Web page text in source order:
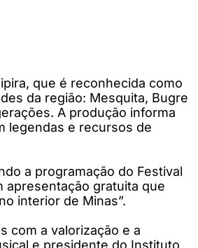
que é reconhecida como
da região: Mesquita, Bugre
A produção informa
legendas e recursos de
a programação do Festival
apresentação gratuita que
interior de Minas”.
com a valorização e a
e presidente do Instituto